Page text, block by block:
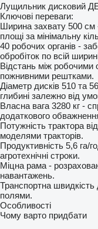
Лущильник дисковий
Ключові переваги:
Ширина захвату 500 см
площі за мінімальну
40 робочих органів -
обробіток по всій
Відстань між робочими
пожнивними рештками.
Діаметр дисків 510 та
глибині залежно від
Власна вага 3280 кг -
додаткового
Потужність трактора
моделями тракторів.
Продуктивність 5,6 га/
агротехнічні строки.
Міцна рама -
навантажень.
Транспортна
полями.
Особливості
Чому варто придбати